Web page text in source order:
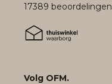
17389 beoordelingen
Volg OFM.